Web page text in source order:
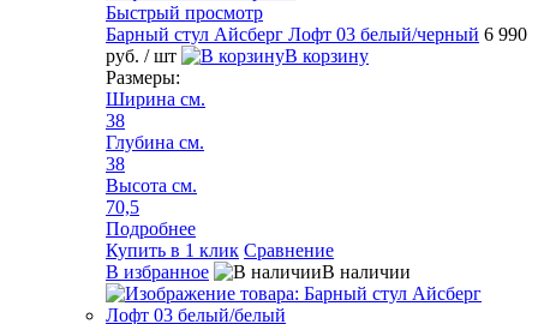
Быстрый просмотр
Барный стул Айсберг Лофт 03 белый/черный 6 990
руб. / шт
В корзину
Размеры:
Ширина см.
38
Глубина см.
38
Высота см.
70,5
Подробнее
Купить в 1 клик Сравнение
В избранное
В наличии